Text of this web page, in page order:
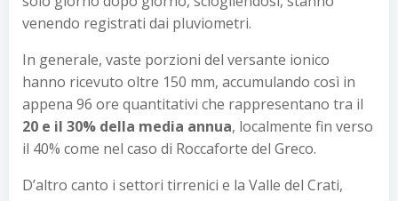
venendo registrati dai pluviometri.
In generale, vaste porzioni del versante ionico
hanno ricevuto oltre 150 mm, accumulando così in
appena 96 ore quantitativi che rappresentano tra il
20 e il 30% della media annua, localmente fin verso
il 40% come nel caso di Roccaforte del Greco.
D’altro canto i settori tirrenici e la Valle del Crati,